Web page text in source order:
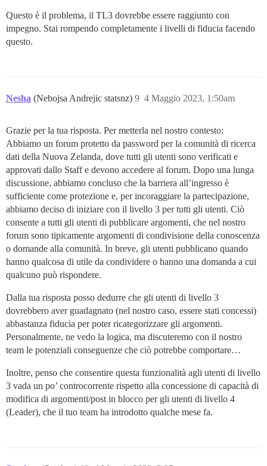
Questo è il problema, il TL3 dovrebbe essere raggiunto con
impegno. Stai rompendo completamente i livelli di fiducia facendo
questo.
Nesha (Nebojsa Andrejic statsnz) 4 Maggio 2023, 1:50am
9
Grazie per la tua risposta. Per metterla nel nostro contesto:
Abbiamo un forum protetto da password per la comunità di ricerca
dati della Nuova Zelanda, dove tutti gli utenti sono verificati e
approvati dallo Staff e devono accedere al forum. Dopo una lunga
discussione, abbiamo concluso che la barriera all’ingresso è
sufficiente come protezione e, per incoraggiare la partecipazione,
abbiamo deciso di iniziare con il livello 3 per tutti gli utenti. Ciò
consente a tutti gli utenti di pubblicare argomenti, che nel nostro
forum sono tipicamente argomenti di condivisione della conoscenza
o domande alla comunità. In breve, gli utenti pubblicano quando
hanno qualcosa di utile da condividere o hanno una domanda a cui
qualcuno può rispondere.
Dalla tua risposta posso dedurre che gli utenti di livello 3
dovrebbero aver guadagnato (nel nostro caso, essere stati concessi)
abbastanza fiducia per poter ricategorizzare gli argomenti.
Personalmente, ne vedo la logica, ma discuteremo con il nostro
team le potenziali conseguenze che ciò potrebbe comportare…
Inoltre, penso che consentire questa funzionalità agli utenti di livello
3 vada un po’ controcorrente rispetto alla concessione di capacità di
modifica di argomenti/post in blocco per gli utenti di livello 4
(Leader), che il tuo team ha introdotto qualche mese fa.